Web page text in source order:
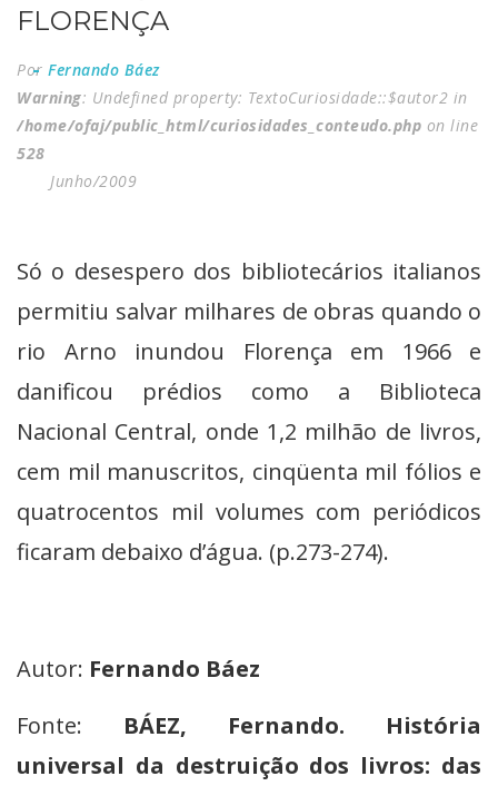
FLORENÇA
Por Fernando Báez
Warning: Undefined property: TextoCuriosidade::$autor2 in
/home/ofaj/public_html/curiosidades_conteudo.php on line
528
Junho/2009
Só o desespero dos bibliotecários italianos
permitiu salvar milhares de obras quando o
rio Arno inundou Florença em 1966 e
danificou prédios como a Biblioteca
Nacional Central, onde 1,2 milhão de livros,
cem mil manuscritos, cinqüenta mil fólios e
quatrocentos mil volumes com periódicos
ficaram debaixo d’água. (p.273-274).
Autor: Fernando Báez
Fonte: BÁEZ, Fernando. História
universal da destruição dos livros: das